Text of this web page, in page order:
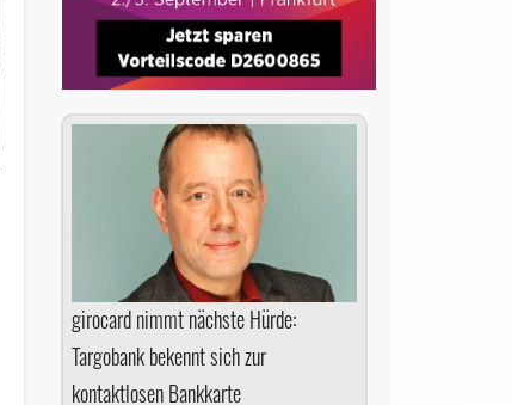
girocard nimmt nächste Hürde:
Targobank bekennt sich zur
kontaktlosen Bankkarte